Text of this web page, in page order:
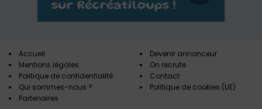
Accueil
Mentions légales
Politique de confidentialité
Qui sommes-nous ?
Partenaires
Devenir annonceur
On recrute
Contact
Politique de cookies (UE)